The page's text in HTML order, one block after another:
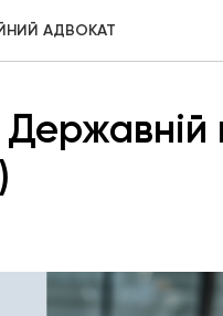
АДВОКАТ